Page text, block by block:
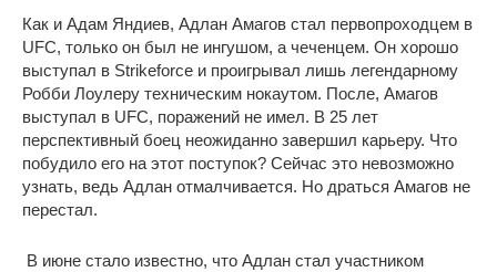
Как и Адам Яндиев, Адлан Амагов стал первопроходцем в
UFC, только он был не ингушом, а чеченцем. Он хорошо
выступал в Strikeforce и проигрывал лишь легендарному
Робби Лоулеру техническим нокаутом. После, Амагов
выступал в UFC, поражений не имел. В 25 лет
перспективный боец неожиданно завершил карьеру. Что
побудило его на этот поступок? Сейчас это невозможно
узнать, ведь Адлан отмалчивается. Но драться Амагов не
перестал.
В июне стало известно, что Адлан стал участником